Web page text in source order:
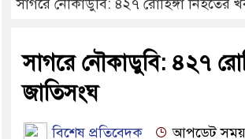
সাগরে নৌকাডুবি: ৪২৭ রোহিঙ্গা নিহতের
সাগরে নৌকাডুবি: ৪২৭
জাতিসংঘ
বিশেষ প্রতিবেদক আপডেট সময়